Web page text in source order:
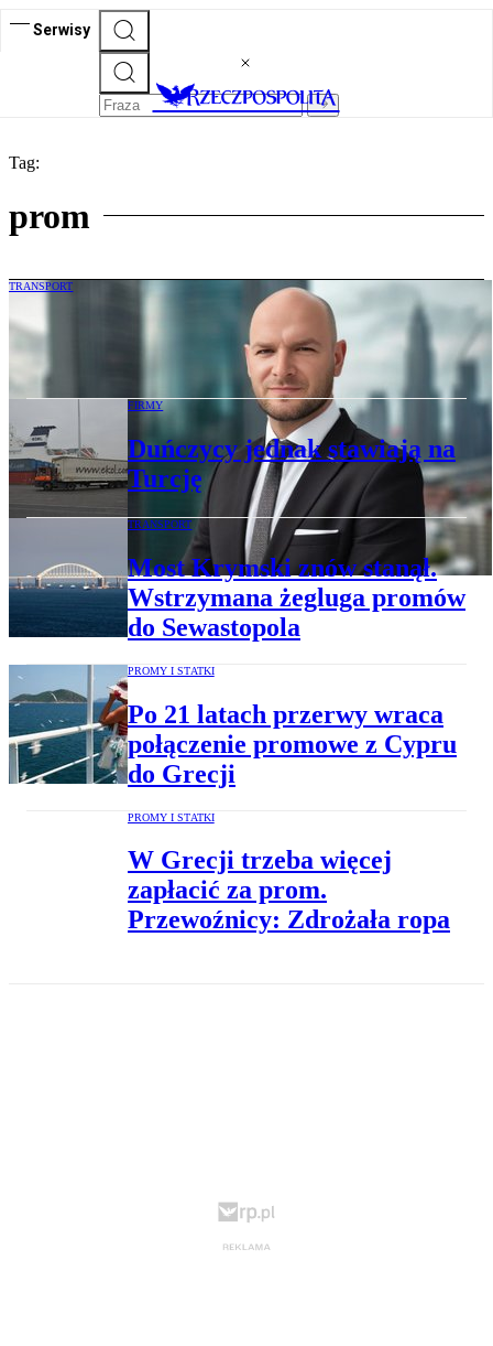
Serwisy
Tag:
prom
TRANSPORT
Pływanie pod polską banderą to luksus.
Koszty nawet 100 razy wyższe
FIRMY
Duńczycy jednak stawiają na
Turcję
TRANSPORT
Most Krymski znów stanął.
Wstrzymana żegluga promów
do Sewastopola
PROMY I STATKI
Po 21 latach przerwy wraca
połączenie promowe z Cypru
do Grecji
PROMY I STATKI
W Grecji trzeba więcej
zapłacić za prom.
Przewoźnicy: Zdrożała ropa